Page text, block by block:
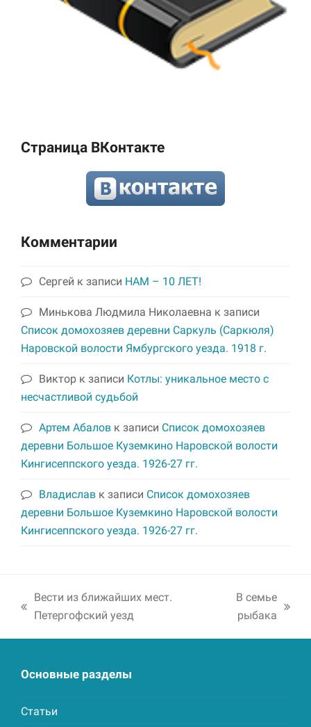
Страница ВКонтакте
Комментарии
Сергей к записи НАМ – 10 ЛЕТ!
Минькова Людмила Николаевна к записи
Список домохозяев деревни Саркуль (Саркюля)
Наровской волости Ямбургского уезда. 1918 г.
Виктор к записи Котлы: уникальное место с
несчастливой судьбой
Артем Абалов к записи Список домохозяев
деревни Большое Куземкино Наровской волости
Кингисеппского уезда. 1926-27 гг.
Владислав к записи Список домохозяев
деревни Большое Куземкино Наровской волости
Кингисеппского уезда. 1926-27 гг.
previous
Вести из ближайших мест.
Петергофский уезд
next
В семье
рыбака
Основные разделы
Статьи